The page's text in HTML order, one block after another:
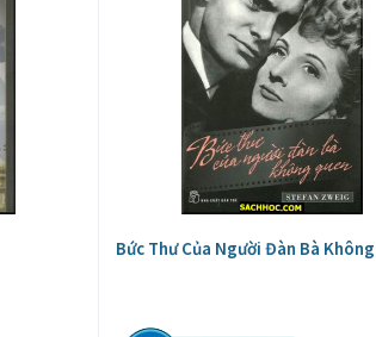
Bức Thư Của Người Đàn Bà